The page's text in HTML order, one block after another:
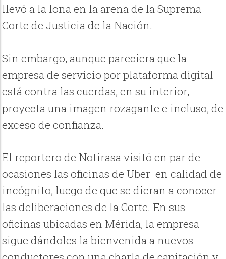
llevó a la lona en la arena de la Suprema
Corte de Justicia de la Nación.
Sin embargo, aunque pareciera que la
empresa de servicio por plataforma digital
está contra las cuerdas, en su interior,
proyecta una imagen rozagante e incluso, de
exceso de confianza.
El reportero de Notirasa visitó en par de
ocasiones las oficinas de Uber en calidad de
incógnito, luego de que se dieran a conocer
las deliberaciones de la Corte. En sus
oficinas ubicadas en Mérida, la empresa
sigue dándoles la bienvenida a nuevos